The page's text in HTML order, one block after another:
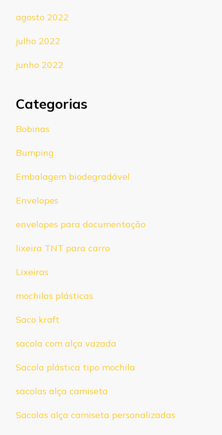
agosto 2022
julho 2022
junho 2022
Categorias
Bobinas
Bumping
Embalagem biodegradável
Envelopes
envelopes para documentação
lixeira TNT para carro
Lixeiras
mochilas plásticas
Saco kraft
sacola com alça vazada
Sacola plástica tipo mochila
sacolas alça camiseta
Sacolas alça camiseta personalizadas